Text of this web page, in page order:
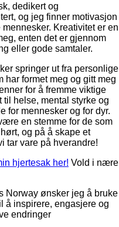
dedikert og
og jeg finner motivasjon
Kreativitet er en
enten det er gjennom
eller gode samtaler.
springer ut fra personlige
har formet meg og gitt meg
for å fremme viktige
til helse, mental styrke og
for mennesker og for dyr.
en stemme for de som
og på å skape et
tar vare på hverandre!
hjertesak her! Vold i nære
Norway ønsker jeg å bruke
å inspirere, engasjere og
endringer